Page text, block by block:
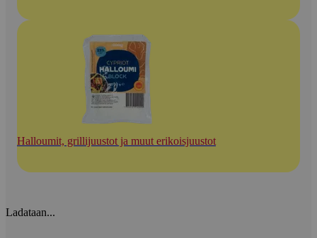
Halloumit, grillijuustot ja muut erikoisjuustot
Ladataan...